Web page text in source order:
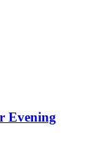
Evening